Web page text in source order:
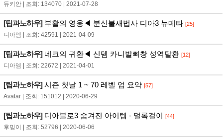
듀키안 | 조회: 134070 | 2021-07-28
[팁과노하우]부활의 영웅◀ 분신불새법사 디아3 뉴메타 [25]
디아뎀 | 조회: 42591 | 2021-04-09
[팁과노하우]네크의 귀환◀ 신템 카니발뼈창 성역탈환 [12]
디아뎀 | 조회: 22672 | 2021-04-01
[팁과노하우]시즌 첫날 1 ~ 70 레벨 업 요약 [57]
Avatar | 조회: 151012 | 2020-06-29
[팁과노하우]디아블로3 숨겨진 아이템 - 멀록걸이 [44]
후밍이 | 조회: 52796 | 2020-06-06